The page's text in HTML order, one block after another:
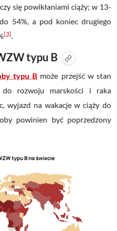
się powikłaniami ciąży; w 13-
54%, a pod koniec drugiego
[3]
typu B
typu B może przejść w stan
do rozwoju marskości i raka
wyjazd na wakacje w ciąży do
powinien być poprzedzony